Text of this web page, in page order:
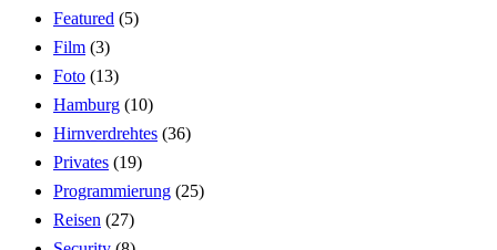
Featured (5)
Film (3)
Foto (13)
Hamburg (10)
Hirnverdrehtes (36)
Privates (19)
Programmierung (25)
Reisen (27)